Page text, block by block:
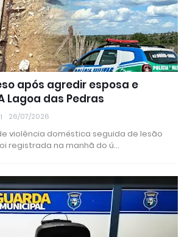
após agredir esposa e
Lagoa das Pedras
26/07/2026
violência doméstica seguida de lesão
registrada na manhã do ú…